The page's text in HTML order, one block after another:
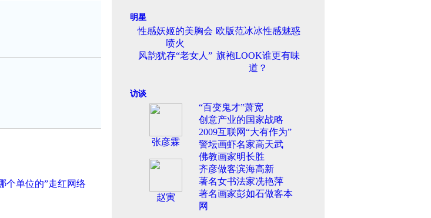
个单位的”走红网络
明星
性感妖姬的美胸会
喷火
欧版范冰冰性感魅惑
风韵犹存“老女人” 旗袍LOOK谁更有味
道？
访谈
张彦霖
“百变鬼才”萧宽
创意产业的国家战略
2009互联网“大有作为”
警坛画虾名家高天武
赵寅
佛教画家明长胜
齐彦做客滨海高新
著名女书法家冼艳萍
著名画家彭如石做客本
网